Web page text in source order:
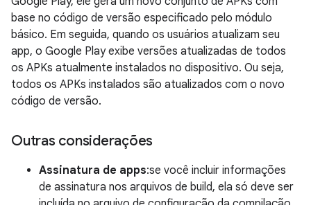
base no código de versão especificado pelo módulo
básico. Em seguida, quando os usuários atualizam seu
app, o Google Play exibe versões atualizadas de todos
os APKs atualmente instalados no dispositivo. Ou seja,
todos os APKs instalados são atualizados com o novo
código de versão.
Outras considerações
Assinatura de apps:se você incluir informações
de assinatura nos arquivos de build, ela só deve ser